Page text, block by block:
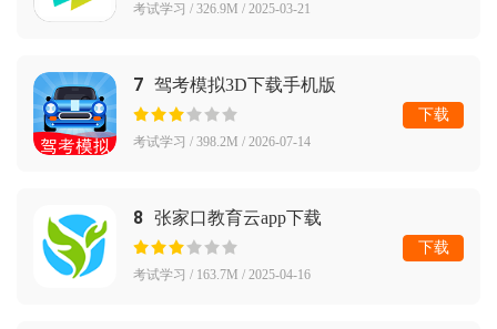
考试学习 / 326.9M / 2025-03-21
7 驾考模拟3D下载手机版
考试学习 / 398.2M / 2026-07-14
下载
8 张家口教育云app下载
考试学习 / 163.7M / 2025-04-16
下载